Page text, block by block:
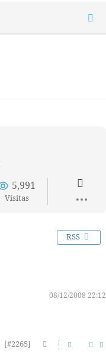
5,991
Visitas
RSS
08/12/2008 22:12
[#2265]